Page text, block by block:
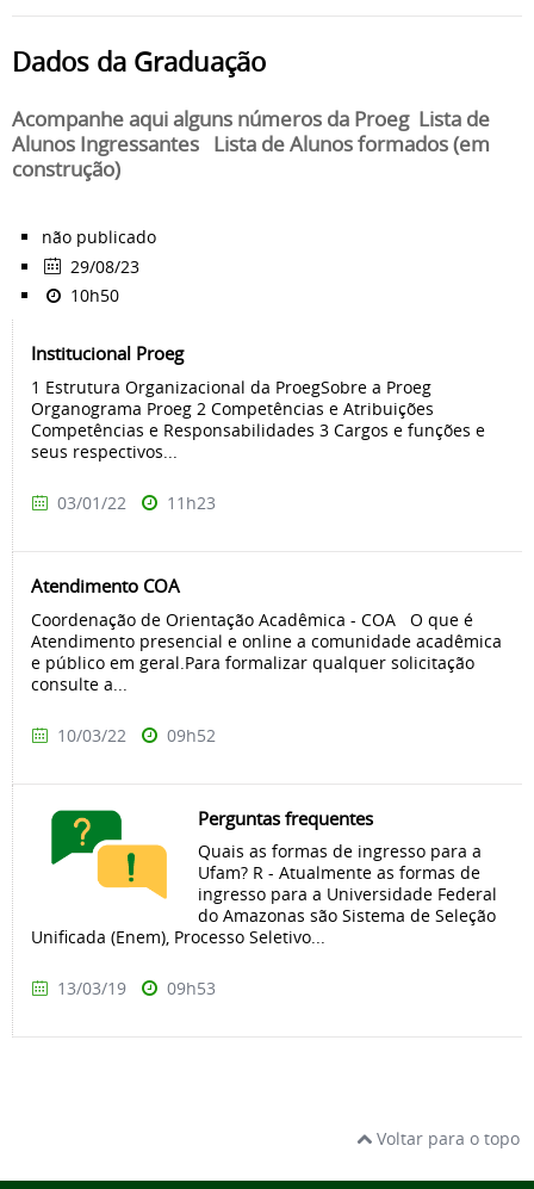
Dados da Graduação
Acompanhe aqui alguns números da Proeg Lista de
Alunos Ingressantes Lista de Alunos formados (em
construção)
não publicado
29/08/23
10h50
Institucional Proeg
1 Estrutura Organizacional da ProegSobre a Proeg
Organograma Proeg 2 Competências e Atribuições
Competências e Responsabilidades 3 Cargos e funções e
seus respectivos...
03/01/22 11h23
Atendimento COA
Coordenação de Orientação Acadêmica - COA O que é
Atendimento presencial e online a comunidade acadêmica
e público em geral.Para formalizar qualquer solicitação
consulte a...
10/03/22 09h52
Perguntas frequentes
Quais as formas de ingresso para a
Ufam? R - Atualmente as formas de
ingresso para a Universidade Federal
do Amazonas são Sistema de Seleção
Unificada (Enem), Processo Seletivo...
13/03/19 09h53
Voltar para o topo